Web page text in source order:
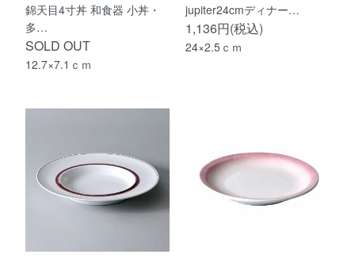
錦天目4寸丼 和食器 小丼・
多…
SOLD OUT
12.7×7.1ｃｍ
jupiter24cmディナー…
1,136円(税込)
24×2.5ｃｍ